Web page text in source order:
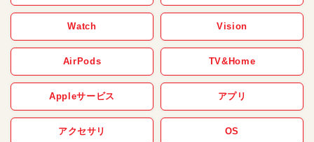
Watch Vision
AirPods TV&Home
Appleサービス アプリ
アクセサリ OS